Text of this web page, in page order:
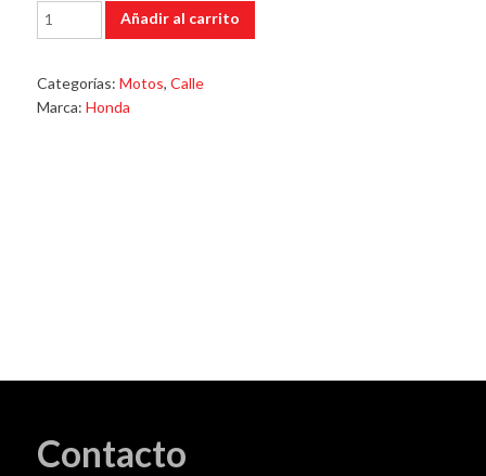
honda
cb125
Añadir al carrito
Categorías: Motos, Calle
Marca: Honda
Contacto